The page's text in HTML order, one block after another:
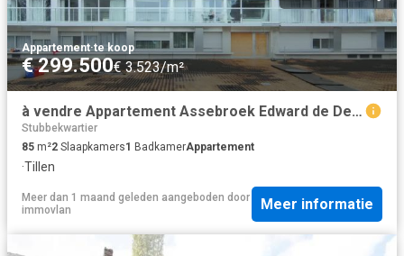
Appartement·te koop
€ 299.500€ 3.523/m²
à vendre Appartement Assebroek Edward de Denestraat
Stubbekwartier
85 m²2 Slaapkamers1 BadkamerAppartement
·Tillen
Meer dan 1 maand geleden aangeboden door
immovlan
Meer informatie